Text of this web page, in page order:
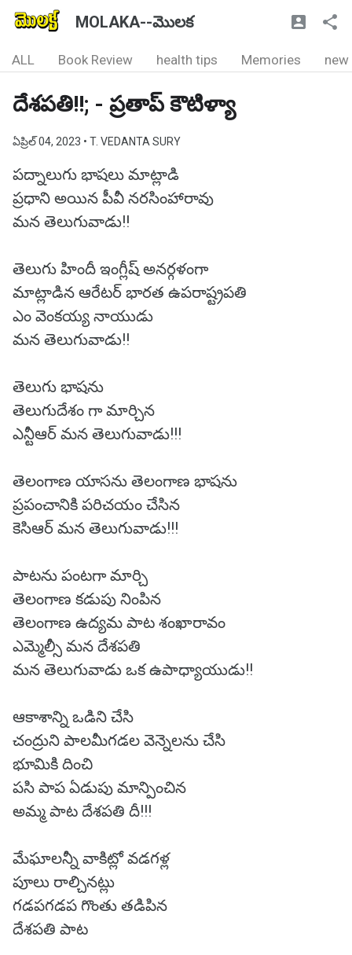
MOLAKA--మొలక
ALL Book Review health tips Memories new
దేశపతి!!; - ప్రతాప్ కౌటిళ్యా
ఏప్రిల్ 04, 2023 • T. VEDANTA SURY
పద్నాలుగు భాషలు మాట్లాడి
ప్రధాని అయిన పీవీ నరసింహారావు
మన తెలుగువాడు!!
తెలుగు హిందీ ఇంగ్లీష్ అనర్గళంగా
మాట్లాడిన ఆరేటర్ భారత ఉపరాష్ట్రపతి
ఎం వెంకయ్య నాయుడు
మన తెలుగువాడు!!
తెలుగు భాషను
తెలుగుదేశం గా మార్చిన
ఎన్టీఆర్ మన తెలుగువాడు!!!
తెలంగాణ యాసను తెలంగాణ భాషను
ప్రపంచానికి పరిచయం చేసిన
కెసిఆర్ మన తెలుగువాడు!!!
పాటను పంటగా మార్చి
తెలంగాణ కడుపు నింపిన
తెలంగాణ ఉద్యమ పాట శంఖారావం
ఎమ్మెల్సీ మన దేశపతి
మన తెలుగువాడు ఒక ఉపాధ్యాయుడు!!
ఆకాశాన్ని ఒడిని చేసి
చంద్రుని పాలమీగడల వెన్నెలను చేసి
భూమికి దించి
పసి పాప ఏడుపు మాన్పించిన
అమ్మ పాట దేశపతి దీ!!!
మేఘాలన్నీ వాకిట్లో వడగళ్ల
పూలు రాల్చినట్లు
గడపగడప గొంతు తడిపిన
దేశపతి పాట